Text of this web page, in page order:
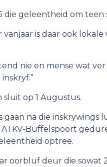
die geleentheid om
vanjaar is daar ook
nie en mense wat
sluit op 1 Augustus.
na die inskrywings
ATKV-Buffelspoort
optree.
oorbluf deur die